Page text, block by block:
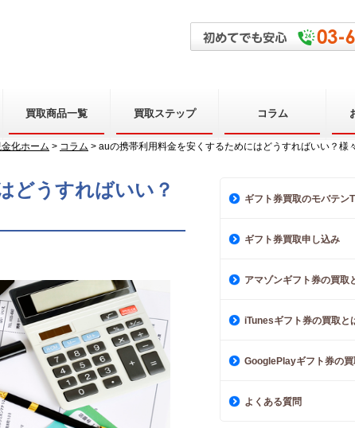
買取商品一覧 買取ステップ コラム
化ホーム > コラム > auの携帯利用料金を安くするためにはどうすればいい？様
どうすればいい？
ギフト券買取のモバテン
ギフト券買取申し込み
アマゾンギフト券の買取
iTunesギフト券の買取と
GooglePlayギフト券の買
よくある質問